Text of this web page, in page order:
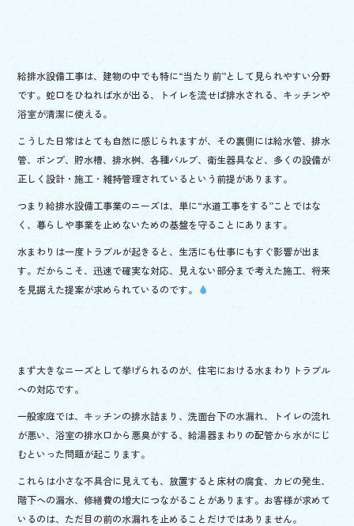
給排水設備工事は、建物の中でも特に“当たり前”として見られやすい分野
です。蛇口をひねれば水が出る、トイレを流せば排水される、キッチンや
浴室が清潔に使える。
こうした日常はとても自然に感じられますが、その裏側には給水管、排水
管、ポンプ、貯水槽、排水桝、各種バルブ、衛生器具など、多くの設備が
正しく設計・施工・維持管理されているという前提があります。
つまり給排水設備工事業のニーズは、単に“水道工事をする”ことではな
く、暮らしや事業を止めないための基盤を守ることにあります。
水まわりは一度トラブルが起きると、生活にも仕事にもすぐ影響が出ま
す。だからこそ、迅速で確実な対応、見えない部分まで考えた施工、将来
を見据えた提案が求められているのです。
まず大きなニーズとして挙げられるのが、住宅における水まわりトラブル
への対応です。
一般家庭では、キッチンの排水詰まり、洗面台下の水漏れ、トイレの流れ
が悪い、浴室の排水口から悪臭がする、給湯器まわりの配管から水がにじ
むといった問題が起こります。
これらは小さな不具合に見えても、放置すると床材の腐食、カビの発生、
階下への漏水、修繕費の増大につながることがあります。お客様が求めて
いるのは、ただ目の前の水漏れを止めることだけではありません。